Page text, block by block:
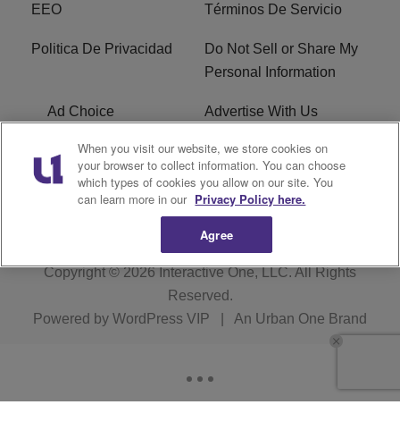
EEO Términos De Servicio
Politica De Privacidad
Do Not Sell or Share My
Personal Information
Ad Choice Advertise With Us
Terms of Service R1 Digital
Closed Captioning
Copyright © 2026Interactive One, LLC. All Rights
Reserved.
Powered by WordPress VIP An Urban One Brand
When you visit our website, we store cookies on
your browser to collect information. You can choose
which types of cookies you allow on our site. You
can learn more in our Privacy Policy here.
Agree